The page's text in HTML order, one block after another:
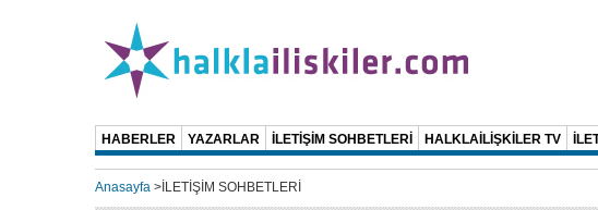
HABERLER YAZARLAR İLETİŞİM SOHBETLERİ HALKLAİLİŞKİLER TV
Anasayfa > İLETİŞİM SOHBETLERİ